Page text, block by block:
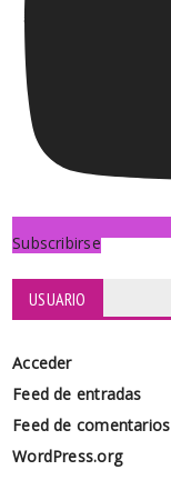
Subscribirse
USUARIO
Acceder
Feed de entradas
Feed de comentarios
WordPress.org